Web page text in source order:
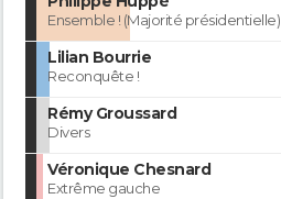
Ensemble ! (Majorité présidentielle)
Lilian Bourrie
Reconquête !
Rémy Groussard
Divers
Véronique Chesnard
Extrême gauche